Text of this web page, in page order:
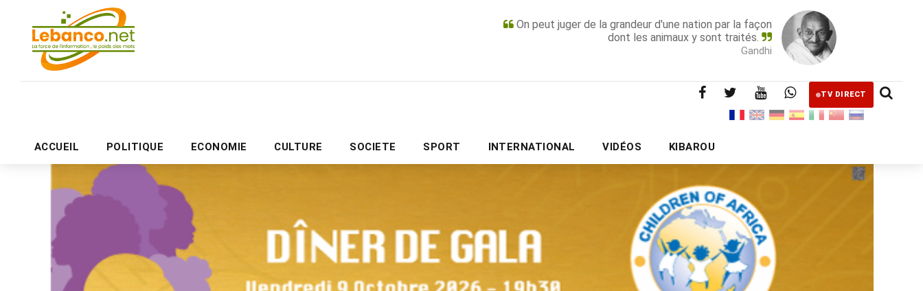
On peut juger de la grandeur d'une nation par la façon
dont les animaux y sont traités.
Gandhi
TV DIRECT
ACCUEIL POLITIQUE ECONOMIE CULTURE SOCIETE SPORT INTERNATIONAL VIDÉOS KIBAROU
PUBLICITÉ